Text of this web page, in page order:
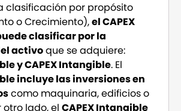
clasificación por propósito
o Crecimiento),el CAPEX
clasificar por la
activoque se adquiere:
y CAPEX Intangible. El
incluye las inversiones en
como maquinaria, edificios o
otro lado, el CAPEX Intangible